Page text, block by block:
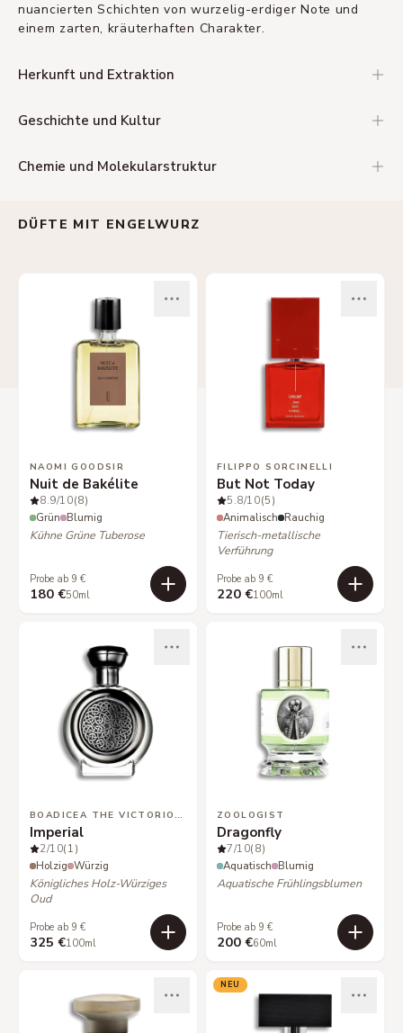
nuancierten Schichten von wurzelig-erdiger Note und
einem zarten, kräuterhaften Charakter.
Herkunft und Extraktion
Geschichte und Kultur
Chemie und Molekularstruktur
DÜFTE MIT ENGELWURZ
NAOMI GOODSIR
Nuit de Bakélite
8.9/10(8)
Grün Blumig
Kühne Grüne Tuberose
Probe ab 9 €
180 €50ml
FILIPPO SORCINELLI
But Not Today
5.8/10(5)
Animalisch Rauchig
Tierisch-metallische
Verführung
Probe ab 9 €
220 €100ml
BOADICEA THE VICTORIOUS
Imperial
2/10(1)
Holzig Würzig
Königliches Holz-Würziges
Oud
Probe ab 9 €
325 €100ml
ZOOLOGIST
Dragonfly
7/10(8)
Aquatisch Blumig
Aquatische Frühlingsblumen
Probe ab 9 €
200 €60ml
NEU